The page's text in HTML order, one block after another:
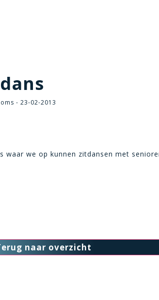
- 23-02-2013
waar we op kunnen zitdansen met
naar overzicht